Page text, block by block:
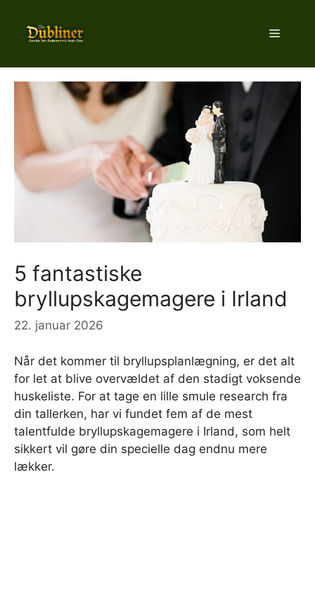
indhold
Menu
5 fantastiske
bryllupskagemagere i Irland
22. januar 2026
Når det kommer til bryllupsplanlægning, er det alt
for let at blive overvældet af den stadigt voksende
huskeliste. For at tage en lille smule research fra
din tallerken, har vi fundet fem af de mest
talentfulde bryllupskagemagere i Irland, som helt
sikkert vil gøre din specielle dag endnu mere
lækker.